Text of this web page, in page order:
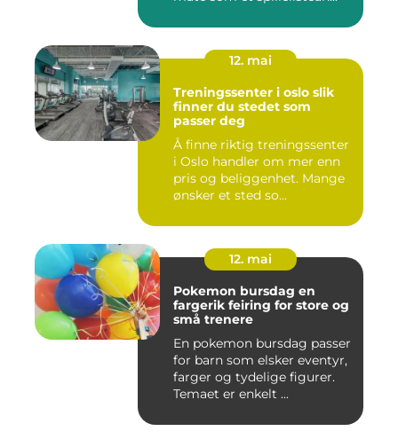
12. mai
Treningssenter i oslo slik
finner du stedet som
passer deg
Å finne riktig treningssenter
i Oslo handler om mer enn
pris og beliggenhet. Mange
ønsker et sted so...
12. mai
Pokemon bursdag en
fargerik feiring for store og
små trenere
En pokemon bursdag passer
for barn som elsker eventyr,
farger og tydelige figurer.
Temaet er enkelt ...